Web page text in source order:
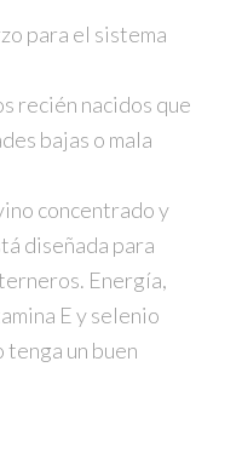
para el sistema
recién nacidos que
bajas o mala
concentrado y
diseñada para
Energía,
E y selenio
un buen